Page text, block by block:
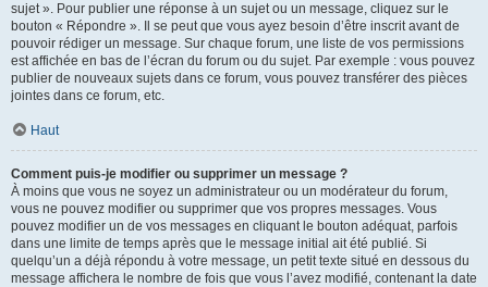
sujet ». Pour publier une réponse à un sujet ou un message, cliquez sur le
bouton « Répondre ». Il se peut que vous ayez besoin d’être inscrit avant de
pouvoir rédiger un message. Sur chaque forum, une liste de vos permissions
est affichée en bas de l’écran du forum ou du sujet. Par exemple : vous pouvez
publier de nouveaux sujets dans ce forum, vous pouvez transférer des pièces
jointes dans ce forum, etc.
Haut
Comment puis-je modifier ou supprimer un message ?
À moins que vous ne soyez un administrateur ou un modérateur du forum,
vous ne pouvez modifier ou supprimer que vos propres messages. Vous
pouvez modifier un de vos messages en cliquant le bouton adéquat, parfois
dans une limite de temps après que le message initial ait été publié. Si
quelqu’un a déjà répondu à votre message, un petit texte situé en dessous du
message affichera le nombre de fois que vous l’avez modifié, contenant la date